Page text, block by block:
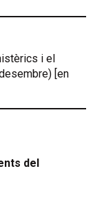
i el
[en
del